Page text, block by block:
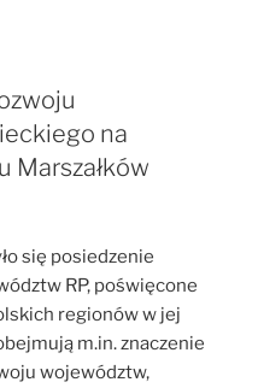
na
Marszałków
się posiedzenie
RP, poświęcone
regionów w jej
m.in. znaczenie
województw,